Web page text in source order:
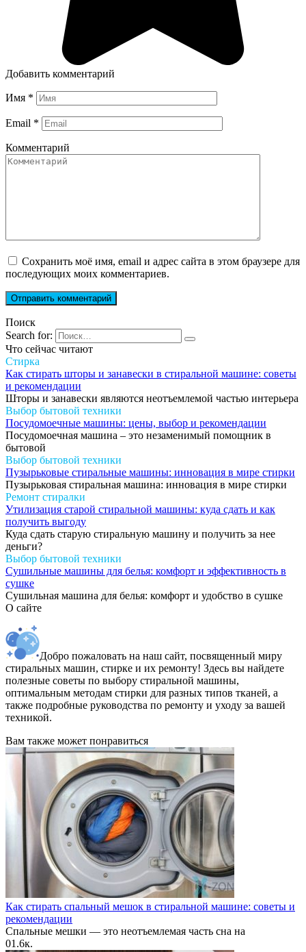
Добавить комментарий
Имя *
Email *
Комментарий
Сохранить моё имя, email и адрес сайта в этом браузере для
последующих моих комментариев.
Поиск
Search for:
Что сейчас читают
Стирка
Как стирать шторы и занавески в стиральной машине: советы
и рекомендации
Шторы и занавески являются неотъемлемой частью интерьера
Выбор бытовой техники
Посудомоечные машины: цены, выбор и рекомендации
Посудомоечная машина – это незаменимый помощник в
бытовой
Выбор бытовой техники
Пузырьковые стиральные машины: инновация в мире стирки
Пузырьковая стиральная машина: инновация в мире стирки
Ремонт стиралки
Утилизация старой стиральной машины: куда сдать и как
получить выгоду
Куда сдать старую стиральную машину и получить за нее
деньги?
Выбор бытовой техники
Сушильные машины для белья: комфорт и эффективность в
сушке
Сушильная машина для белья: комфорт и удобство в сушке
О сайте
Добро пожаловать на наш сайт, посвященный миру
стиральных машин, стирке и их ремонту! Здесь вы найдете
полезные советы по выбору стиральной машины,
оптимальным методам стирки для разных типов тканей, а
также подробные руководства по ремонту и уходу за вашей
техникой.
Вам также может понравиться
Как стирать спальный мешок в стиральной машине: советы и
рекомендации
Спальные мешки — это неотъемлемая часть сна на
01.6к.